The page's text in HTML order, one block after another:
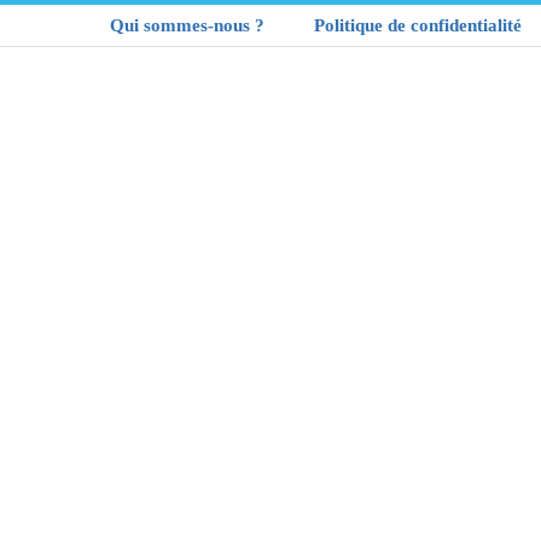
Qui sommes-nous ? Politique de confidentialité